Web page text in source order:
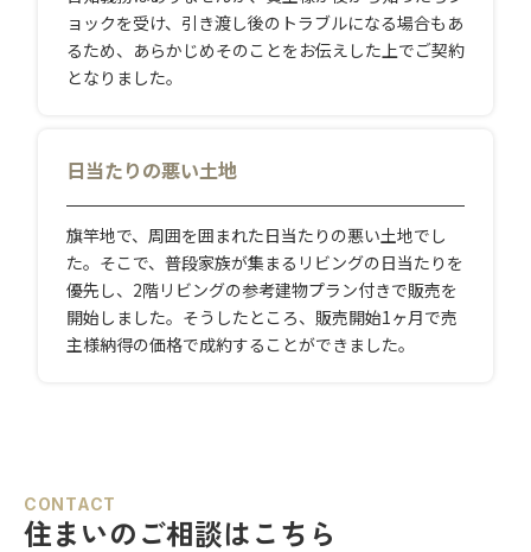
ョックを受け、引き渡し後のトラブルになる場合もあ
るため、あらかじめそのことをお伝えした上でご契約
となりました。
日当たりの悪い土地
旗竿地で、周囲を囲まれた日当たりの悪い土地でし
た。そこで、普段家族が集まるリビングの日当たりを
優先し、2階リビングの参考建物プラン付きで販売を
開始しました。そうしたところ、販売開始1ヶ月で売
主様納得の価格で成約することができました。
CONTACT
住まいのご相談はこちら